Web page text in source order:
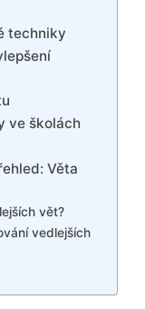
techniky
ve školách
Věta
vět?
vedlejších